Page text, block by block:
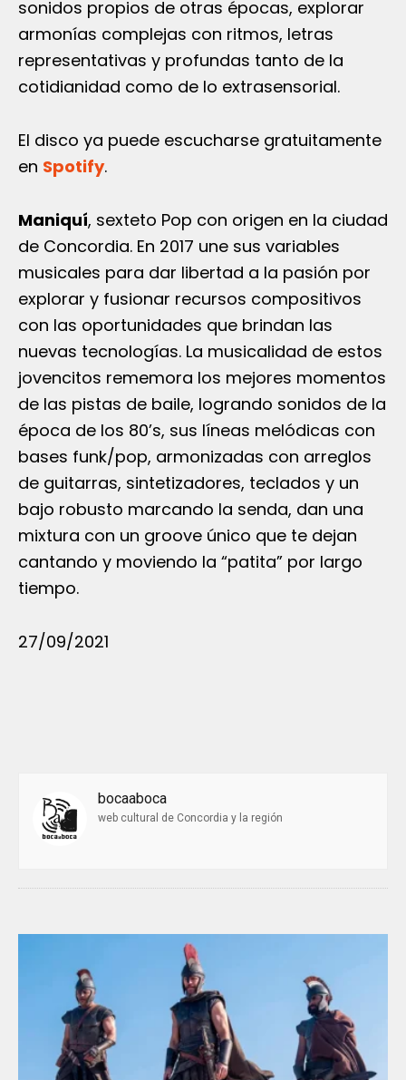
sonidos propios de otras épocas, explorar
armonías complejas con ritmos, letras
representativas y profundas tanto de la
cotidianidad como de lo extrasensorial.
El disco ya puede escucharse gratuitamente
en Spotify.
Maniquí, sexteto Pop con origen en la ciudad
de Concordia. En 2017 une sus variables
musicales para dar libertad a la pasión por
explorar y fusionar recursos compositivos
con las oportunidades que brindan las
nuevas tecnologías. La musicalidad de estos
jovencitos rememora los mejores momentos
de las pistas de baile, logrando sonidos de la
época de los 80’s, sus líneas melódicas con
bases funk/pop, armonizadas con arreglos
de guitarras, sintetizadores, teclados y un
bajo robusto marcando la senda, dan una
mixtura con un groove único que te dejan
cantando y moviendo la “patita” por largo
tiempo.
27/09/2021
bocaaboca
web cultural de Concordia y la región